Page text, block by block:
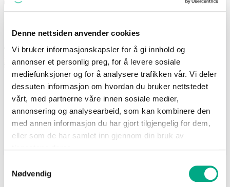
Denne nettsiden anvender cookies
Vi bruker informasjonskapsler for å gi innhold og
annonser et personlig preg, for å levere sosiale
mediefunksjoner og for å analysere trafikken vår. Vi deler
dessuten informasjon om hvordan du bruker nettstedet
vårt, med partnerne våre innen sosiale medier,
annonsering og analysearbeid, som kan kombinere den
med annen informasjon du har gjort tilgjengelig for dem,
eller som de har samlet inn gjennom din bruk av
Nødvendig
Kappahl
Medlemstilbud: 3 for 2 på
barnevarer
(gjelder ikke Newbie) Tilbudet
gjelder i perioden 7.8-17.8
Life
Supernature MCT-olje
500ml - 25% på hele
serien
Nå: 247 kr Før: 329 kr